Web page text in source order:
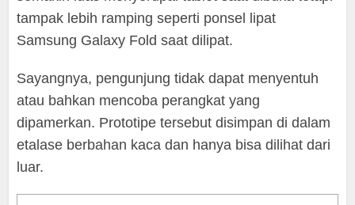
tampak lebih ramping seperti ponsel lipat
Samsung Galaxy Fold saat dilipat.
Sayangnya, pengunjung tidak dapat menyentuh
atau bahkan mencoba perangkat yang
dipamerkan. Prototipe tersebut disimpan di dalam
etalase berbahan kaca dan hanya bisa dilihat dari
luar.